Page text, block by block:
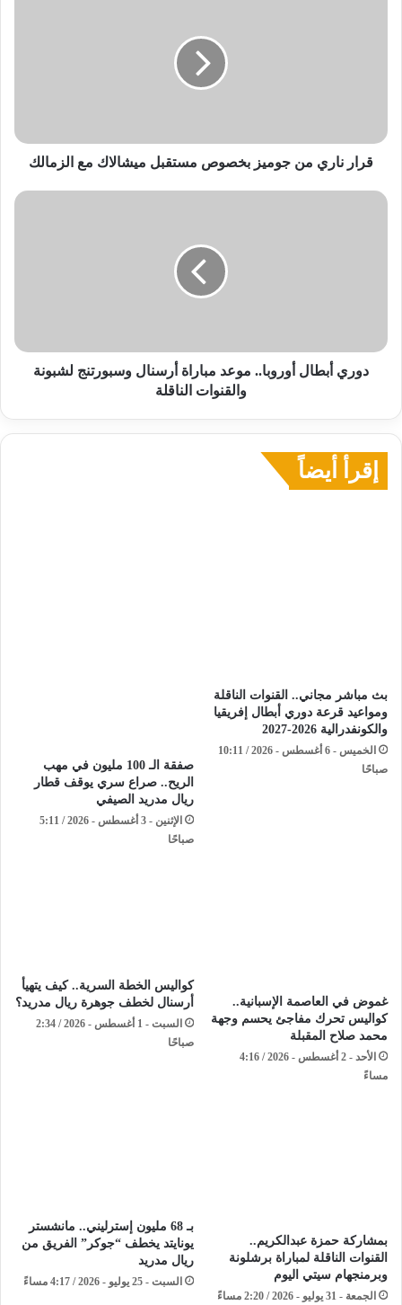
الزمالك
قرار ناري من جوميز بخصوص مستقبل ميشالاك مع الزمالك
دوري
والقنوات
الناقلة
دوري أبطال أوروبا.. موعد مباراة أرسنال وسبورتنج لشبونة
والقنوات الناقلة
إقرأ أيضاً
بث مباشر مجاني.. القنوات الناقلة
ومواعيد قرعة دوري أبطال إفريقيا
والكونفدرالية 2026-2027
الخميس - 6 أغسطس - 2026 / 10:11
صباحًا
صفقة الـ 100 مليون في مهب
الريح.. صراع سري يوقف قطار
ريال مدريد الصيفي
الإثنين - 3 أغسطس - 2026 / 5:11
صباحًا
غموض في العاصمة الإسبانية..
كواليس تحرك مفاجئ يحسم وجهة
محمد صلاح المقبلة
الأحد - 2 أغسطس - 2026 / 4:16
مساءً
كواليس الخطة السرية.. كيف يتهيأ
أرسنال لخطف جوهرة ريال مدريد؟
السبت - 1 أغسطس - 2026 / 2:34
صباحًا
بمشاركة حمزة عبدالكريم..
القنوات الناقلة لمباراة برشلونة
وبرمنجهام سيتي اليوم
الجمعة - 31 يوليو - 2026 / 2:20 مساءً
بـ 68 مليون إسترليني.. مانشستر
يونايتد يخطف “جوكر” الفريق من
ريال مدريد
السبت - 25 يوليو - 2026 / 4:17 مساءً